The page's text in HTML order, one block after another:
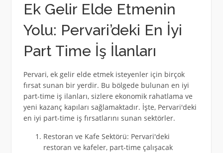
Ek Gelir Elde Etmenin
Yolu: Pervari’deki En İyi
Part Time İş İlanları
Pervari, ek gelir elde etmek isteyenler için birçok
fırsat sunan bir yerdir. Bu bölgede bulunan en iyi
part-time iş ilanları, sizlere ekonomik rahatlama ve
yeni kazanç kapıları sağlamaktadır. İşte, Pervari'deki
en iyi part-time iş fırsatlarını sunan sektörler.
Restoran ve Kafe Sektörü: Pervari'deki
restoran ve kafeler, part-time çalışacak